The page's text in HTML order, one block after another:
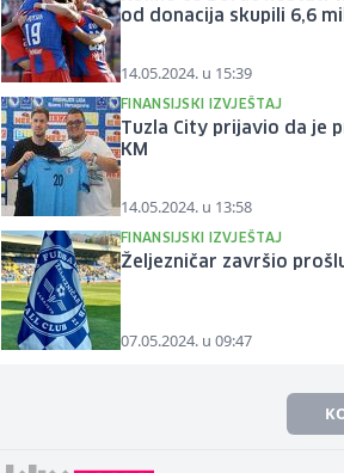
od donacija skupili 6,6
14.05.2024. u 15:39
FINANSIJSKI IZVJEŠTAJ
Tuzla City prijavio da je
KM
14.05.2024. u 13:58
FINANSIJSKI IZVJEŠTAJ
Željezničar završio
07.05.2024. u 09:47